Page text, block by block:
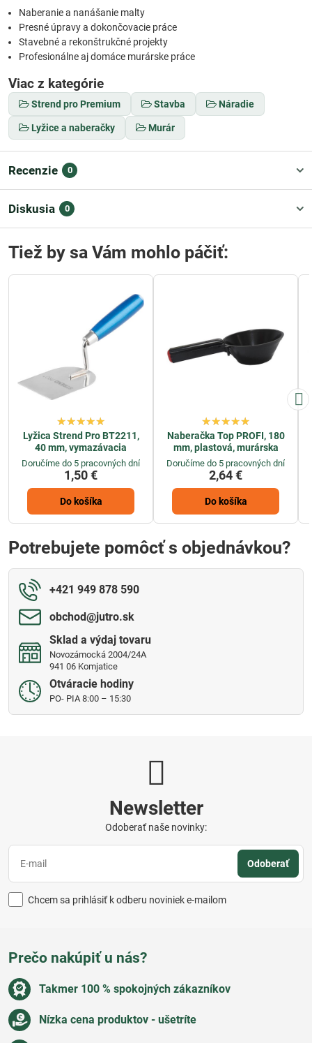
Naberanie a nanášanie malty
Presné úpravy a dokončovacie práce
Stavebné a rekonštrukčné projekty
Profesionálne aj domáce murárske práce
Viac z kategórie
Strend pro Premium Stavba Náradie
Lyžice a naberačky Murár
Recenzie 0
Diskusia 0
Tiež by sa Vám mohlo páčiť:
Lyžica Strend Pro BT2211,
40 mm, vymazávacia
Doručíme do 5 pracovných dní
1,50 €
Do košíka
Naberačka Top PROFI, 180
mm, plastová, murárska
Doručíme do 5 pracovných dní
2,64 €
Do košíka
Potrebujete pomôcť s objednávkou?
+421 949 878 590
obchod​@jutro​.sk
Sklad a výdaj tovaru
Novozámocká 2004/24A
941 06 Komjatice
Otváracie hodiny
PO- PIA 8:00 – 15:30
Newsletter
Odoberať naše novinky:
Odoberať
Chcem sa prihlásiť k odberu noviniek e-mailom
Prečo nakúpiť u nás?
Takmer 100 % spokojných zákazníkov
Nízka cena produktov - ušetríte